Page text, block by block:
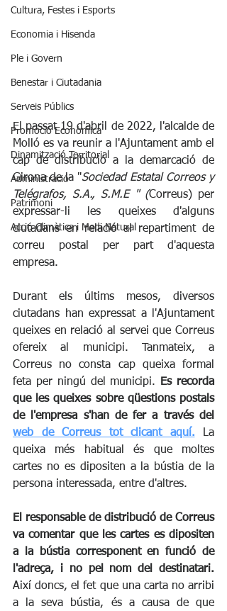
Cultura, Festes i Esports
Economia i Hisenda
Ple i Govern
Benestar i Ciutadania
Serveis Públics
Promoció Econòmica
Dinamització Territorial
Administració
Patrimoni
Acció Climàtica i Medi Natural
El passat 19 d'abril de 2022, l'alcalde de
Molló es va reunir a l'Ajuntament amb el
cap de distribució a la demarcació de
Girona de la "Sociedad Estatal Correos y
Telégrafos, S.A., S.M.E " (Correus) per
expressar-li les queixes d'alguns
ciutadans en relació al repartiment de
correu postal per part d'aquesta
empresa.
Durant els últims mesos, diversos
ciutadans han expressat a l'Ajuntament
queixes en relació al servei que Correus
ofereix al municipi. Tanmateix, a
Correus no consta cap queixa formal
feta per ningú del municipi.
Es recorda
que les queixes sobre qüestions postals
web de Correus tot clicant aquí. La
queixa més habitual és que moltes
cartes no es dipositen a la bústia de la
persona interessada, entre d'altres.
El responsable de distribució de Correus
va comentar que les cartes es dipositen
a la bústia corresponent en funció de
l'adreça, i no pel nom del destinatari.
Així doncs, el fet que una carta no arribi
a la seva bústia, és a causa de que